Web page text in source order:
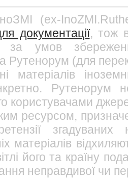
(ex-
документації, тож
за умов
Рутенорум (для
матеріалів
Рутенорум
користувачами
ресурсом,
матеріалів
його та країну
неправдивої чи